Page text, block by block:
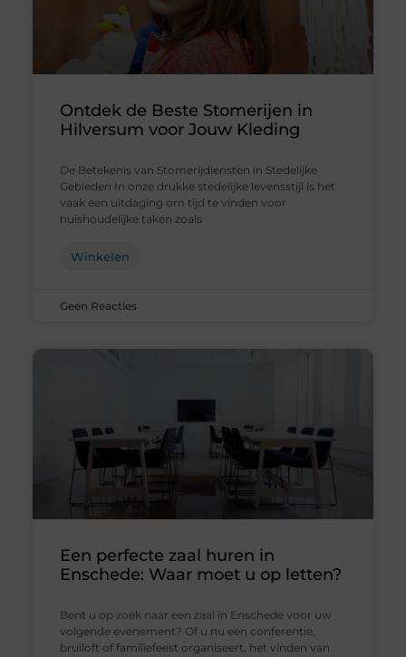
Ontdek de Beste Stomerijen in
Hilversum voor Jouw Kleding
De Betekenis van Stomerijdiensten in Stedelijke
Gebieden In onze drukke stedelijke levensstijl is het
vaak een uitdaging om tijd te vinden voor
huishoudelijke taken zoals
Winkelen
Geen Reacties
Een perfecte zaal huren in
Enschede: Waar moet u op letten?
Bent u op zoek naar een zaal in Enschede voor uw
volgende evenement? Of u nu een conferentie,
bruiloft of familiefeest organiseert, het vinden van